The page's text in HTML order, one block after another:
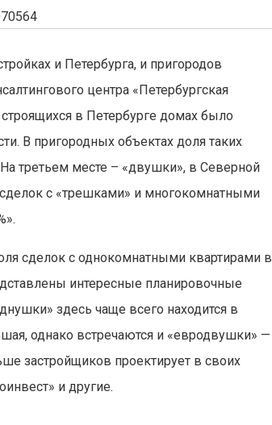
и Петербурга, и пригородов
центра «Петербургская
в Петербурге домах было
В пригородных объектах доля таких
третьем месте – «двушки», в Северной
с «трешками» и многокомнатными
сделок с однокомнатными квартирами в
интересные планировочные
здесь чаще всего находится в
однако встречаются и «евродвушки» —
застройщиков проектирует в своих
и другие.